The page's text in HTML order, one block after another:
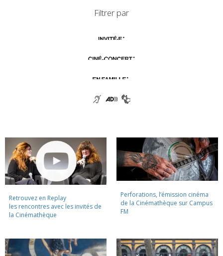
Filtrer par
Retrouvez en Replay
les rencontres avec les invités de
la Cinémathèque
Perforations, l’émission cinéma
de la Cinémathèque sur Campus
FM